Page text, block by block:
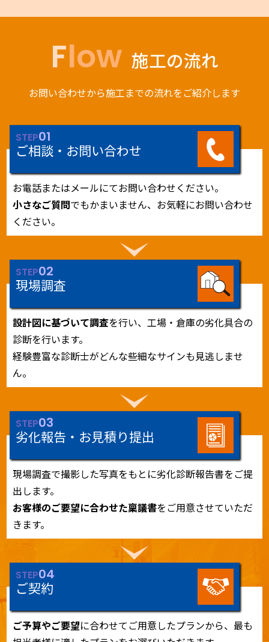
Flow 施工の流れ
お問い合わせから施工までの流れをご紹介します
STEP01
ご相談・お問い合わせ
お電話またはメールにてお問い合わせください。
小さなご質問でもかまいません、お気軽にお問い合わせ
ください。
STEP02
現場調査
設計図に基づいて調査を行い、工場・倉庫の劣化具合の
診断を行います。
経験豊富な診断士がどんな些細なサインも見逃しませ
ん。
STEP03
劣化報告・お見積り提出
現場調査で撮影した写真をもとに劣化診断報告書をご提
出します。
お客様のご要望に合わせた稟議書をご用意させていただ
きます。
STEP04
ご契約
ご予算やご要望に合わせてご用意したプランから、最も